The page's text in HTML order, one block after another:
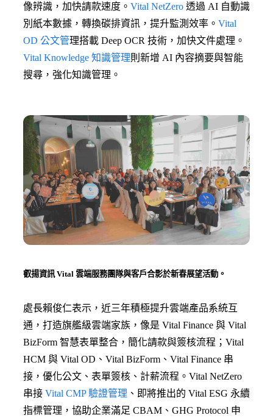
像辨識，加快請款速度。 Vital NetZero 透過 AI 自動識
別紙本數據，轉換碳排資訊，提升監測效率。 Vital
OD 公文管理搭載 Deep OCR 技術，加快文件處理。
Vital Knowledge 知識管理則新增 AI 內容摘要與智能
搜尋，強化知識管理。
叡揚資訊 Vital 雲端服務團隊與客戶合影於新春展望活動。
處長賴俊仁表示，近三年積極提升雲端產品系統互
通，打造旗艦級雲端家族，像是 Vital Finance 與 Vital
BizForm 智慧表單整合，簡化請款與簽核流程；Vital
HCM 與 Vital OD、Vital BizForm、Vital Finance 串
接，優化公文、表單簽核、計薪流程。Vital NetZero
串接 Vital CMP 驗證管理 、即將推出的 Vital ESG 永續
指標管理，協助企業滿足 CBAM、GHG Protocol 申